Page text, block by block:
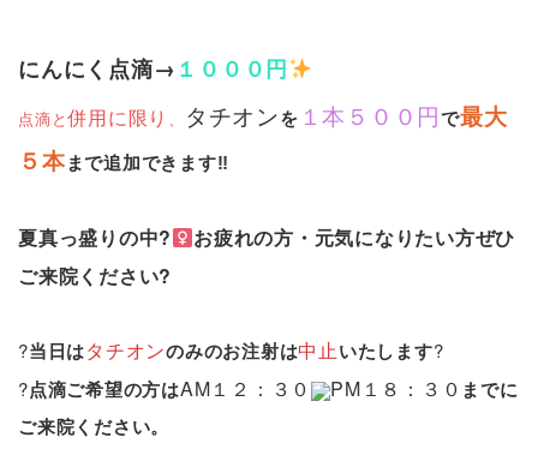
にんにく点滴→ １０００円
点滴と併用に限り 、 タチオンを １本５００円で最大
５本まで追加できます‼
夏真っ盛りの中?‍
お疲れの方・元気になりたい方ぜひ
ご来院ください?
?当日はタチオンのみのお注射は中止いたします?
?点滴ご希望の方はAM１２：３０ PM１８：３０ までに
ご来院ください。